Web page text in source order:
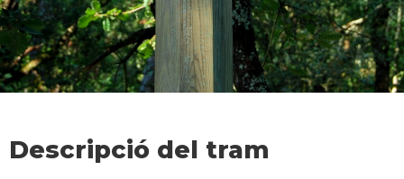
Descripció del tram